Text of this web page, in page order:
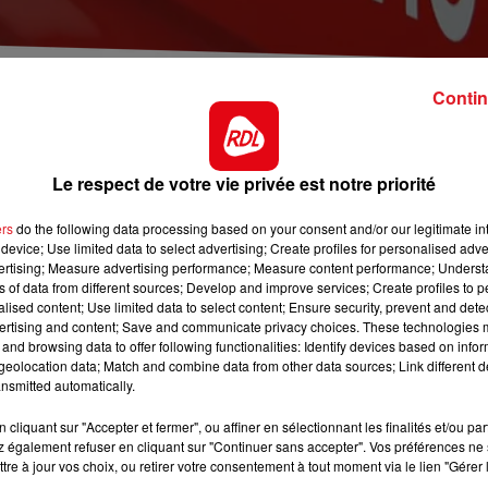
12h00 - 13h00
RDL & VOUS
4 hommes cagoulés ce jeudi en fin de journée.
agression hier en fin de journée à Wavrin, entre
reprises par 4 individus cagoulés. Ils ont réussi à
a été hospitalisée à Lille. Les agresseurs sont toujours
Le respect de votre vie privée est notre priorité
do the following data processing based on your consent and/or our legitimate
Use limited data to select advertising; Create profiles for personalised
Measure advertising performance; Measure content performance;
of data from different sources; Develop and improve services; Create profiles to
content; Use limited data to select content; Ensure security, prevent and
and content; Save and communicate privacy choices. These technologies
browsing data to offer following functionalities: Identify devices based on
data; Match and combine data from other data sources; Link different
automatically.
cliquant sur "Accepter et fermer", ou affiner en sélectionnant les finalités et/ou
également refuser en cliquant sur "Continuer sans accepter". Vos préférences
à jour vos choix, ou retirer votre consentement à tout moment via le lien